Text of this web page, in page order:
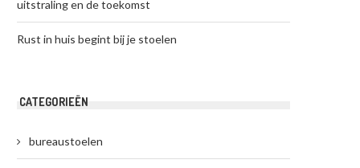
uitstraling en de toekomst
Rust in huis begint bij je stoelen
CATEGORIEËN
bureaustoelen